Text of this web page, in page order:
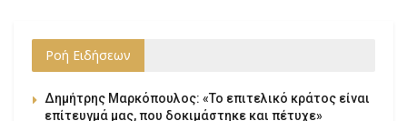
Ροή Ειδήσεων
Δημήτρης Μαρκόπουλος: «Το επιτελικό κράτος είναι
επίτευγμά μας, που δοκιμάστηκε και πέτυχε»